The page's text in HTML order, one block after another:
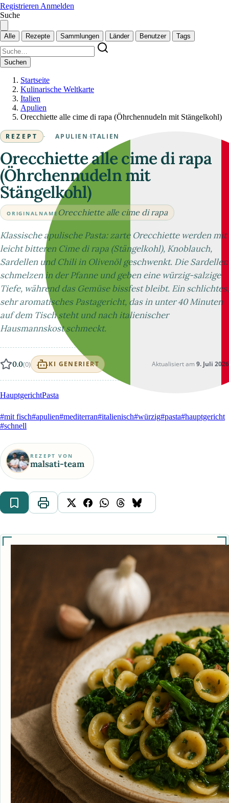
Registrieren Anmelden
Suche
Alle Rezepte Sammlungen Länder Benutzer Tags
Suchen
Startseite
Kulinarische Weltkarte
Italien
Apulien
Orecchiette alle cime di rapa (Öhrchennudeln mit Stängelkohl)
REZEPT · APULIEN ·ITALIEN
Orecchiette alle cime di rapa
(Öhrchennudeln mit
Stängelkohl)
ORIGINALNAME Orecchiette alle cime di rapa
Klassische apulische Pasta: zarte Orecchiette werden mit
leicht bitteren Cime di rapa (Stängelkohl), Knoblauch,
Sardellen und Chili in Olivenöl geschwenkt. Die Sardellen
schmelzen in der Pfanne und geben eine würzig-salzige
Tiefe, während das Gemüse bissfest bleibt. Ein schlichtes,
sehr aromatisches Pastagericht, das in unter 40 Minuten
auf dem Tisch steht und nach italienischer
Hausmannskost schmeckt.
0.0(0) KI GENERIERT Aktualisiert am 9. Juli 2026
HauptgerichtPasta
#mit fisch#apulien#mediterran#italienisch#würzig#pasta#hauptgericht
#schnell
REZEPT VON
malsati-team